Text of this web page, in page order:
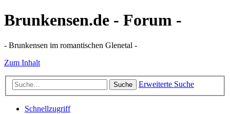
Brunkensen.de - Forum -
- Brunkensen im romantischen Glenetal -
Zum Inhalt
Suche Erweiterte Suche
Schnellzugriff